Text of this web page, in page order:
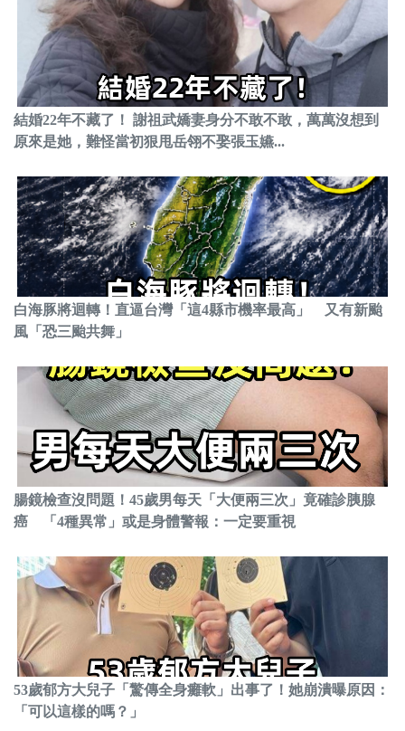
結婚22年不藏了！ 謝祖武嬌妻身分不敢不敢，萬萬沒想到
原來是她，難怪當初狠甩岳翎不娶張玉嬿...
白海豚將迴轉！直逼台灣「這4縣市機率最高」 又有新颱
風「恐三颱共舞」
腸鏡檢查沒問題！45歲男每天「大便兩三次」竟確診胰腺
癌 「4種異常」或是身體警報：一定要重視
53歲郁方大兒子「驚傳全身癱軟」出事了！她崩潰曝原因：
「可以這樣的嗎？」